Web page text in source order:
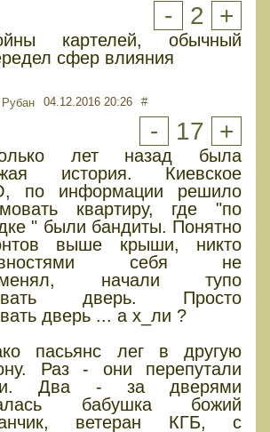
- 2 +
картелей, обычный
сфер влияния
04.12.2016 20:26 #
- 17 +
лет назад была
история. Киевское
по информации решило
квартиру, где "по
" были бандиты. Понятно
выше крыши, никто
себя не
начали тупо
дверь. Просто
дверь ... а х_ли ?
пасьянс лег в другую
Раз - они перепутали
Два - за дверями
бабушка божий
ветеран КГБ, с